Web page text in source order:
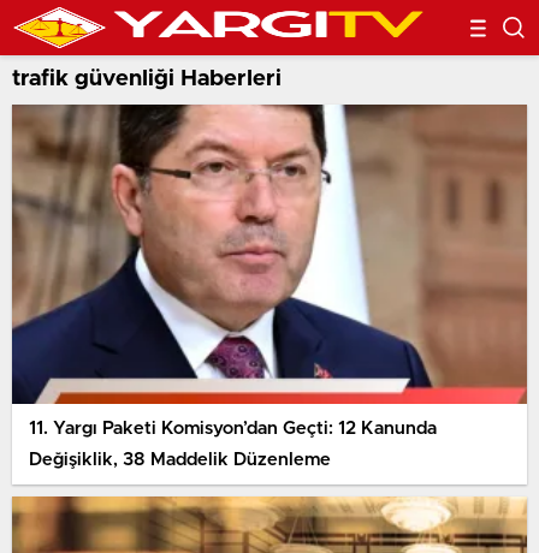
trafik güvenliği Haberleri
11. Yargı Paketi Komisyon’dan Geçti: 12 Kanunda
Değişiklik, 38 Maddelik Düzenleme